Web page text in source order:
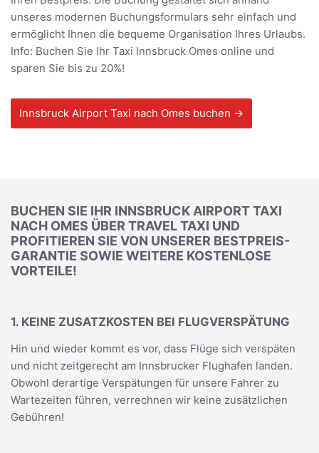
unseres modernen Buchungsformulars sehr einfach und
ermöglicht Ihnen die bequeme Organisation Ihres Urlaubs.
Info: Buchen Sie Ihr Taxi Innsbruck Omes online und
sparen Sie bis zu 20%!
Innsbruck Airport Taxi nach Omes buchen →
BUCHEN SIE IHR INNSBRUCK AIRPORT TAXI
NACH OMES ÜBER TRAVEL TAXI UND
PROFITIEREN SIE VON UNSERER BESTPREIS-
GARANTIE SOWIE WEITERE KOSTENLOSE
VORTEILE!
1. KEINE ZUSATZKOSTEN BEI FLUGVERSPÄTUNG
Hin und wieder kommt es vor, dass Flüge sich verspäten
und nicht zeitgerecht am Innsbrucker Flughafen landen.
Obwohl derartige Verspätungen für unsere Fahrer zu
Wartezeiten führen, verrechnen wir keine zusätzlichen
Gebühren!